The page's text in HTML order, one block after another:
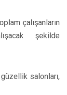
çalışanların
şekilde
salonları,